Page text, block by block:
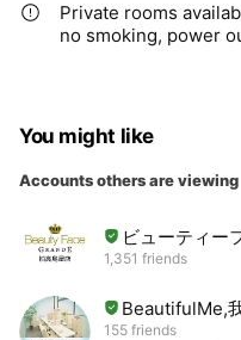
Private rooms
no smoking, power
You might like
Accounts others are viewing
ビューティー
1,351 friends
BeautifulMe,
155 friends